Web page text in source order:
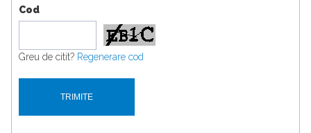
Cod
Greu de citit? Regenerare cod